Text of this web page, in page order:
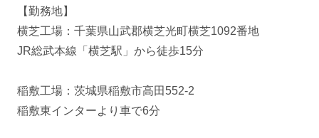
【勤務地】
横芝工場：千葉県山武郡横芝光町横芝1092番地
JR総武本線「横芝駅」から徒歩15分
稲敷工場：茨城県稲敷市高田552-2
稲敷東インターより車で6分